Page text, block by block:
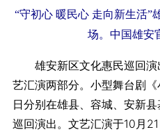
“守初心 暖民心 走向新生活”
场。中国雄安
雄安新区文化惠民巡回
艺汇演两部分。小型舞台剧
日分别在雄县、容城、安新
巡回演出。文艺汇演于10月